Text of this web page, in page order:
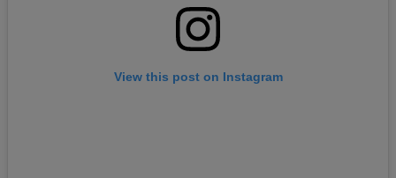
View this post on Instagram